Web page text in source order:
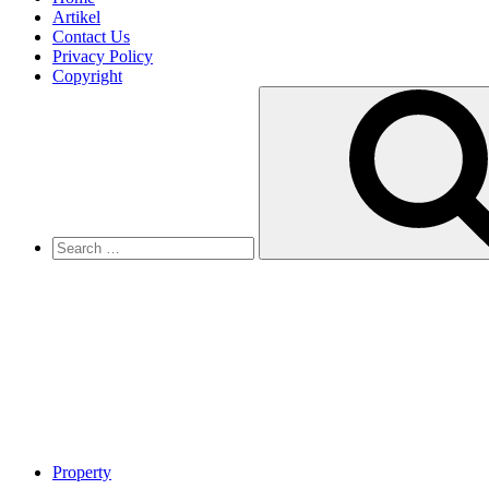
Artikel
Contact Us
Privacy Policy
Copyright
Property